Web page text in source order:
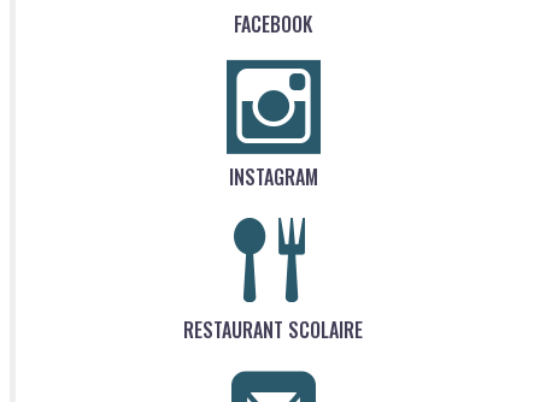
FACEBOOK
INSTAGRAM
RESTAURANT SCOLAIRE